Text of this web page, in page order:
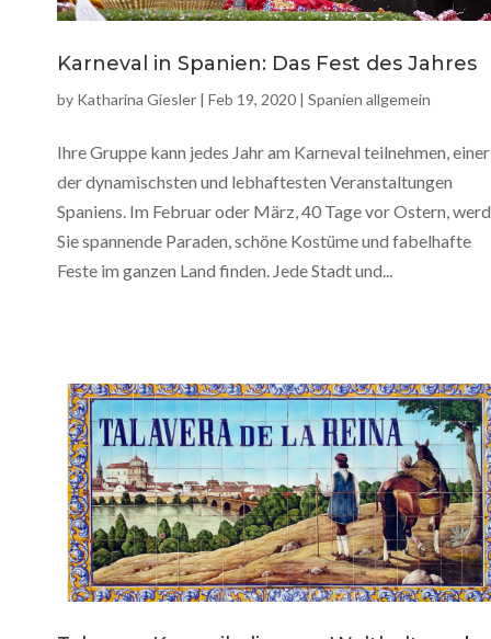
Karneval in Spanien: Das Fest des Jahres
by Katharina Giesler | Feb 19, 2020 | Spanien allgemein
Ihre Gruppe kann jedes Jahr am Karneval teilnehmen, einer
der dynamischsten und lebhaftesten Veranstaltungen
Spaniens. Im Februar oder März, 40 Tage vor Ostern,
Sie spannende Paraden, schöne Kostüme und fabelhafte
Feste im ganzen Land finden. Jede Stadt und...